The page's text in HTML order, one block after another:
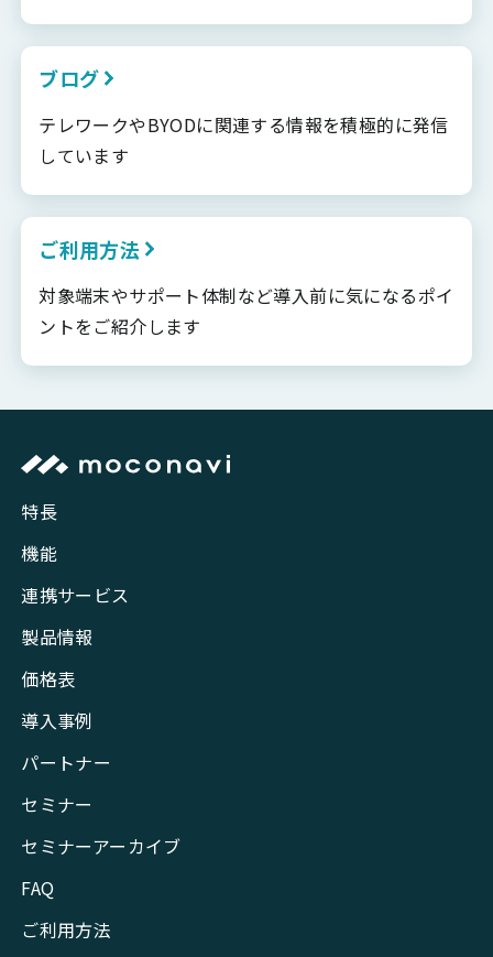
ブログ
テレワークやBYODに関連する情報を積極的に発信
しています
ご利用方法
対象端末やサポート体制など導入前に気になるポイ
ントをご紹介します
特長
機能
連携サービス
製品情報
価格表
導入事例
パートナー
セミナー
セミナーアーカイブ
FAQ
ご利用方法